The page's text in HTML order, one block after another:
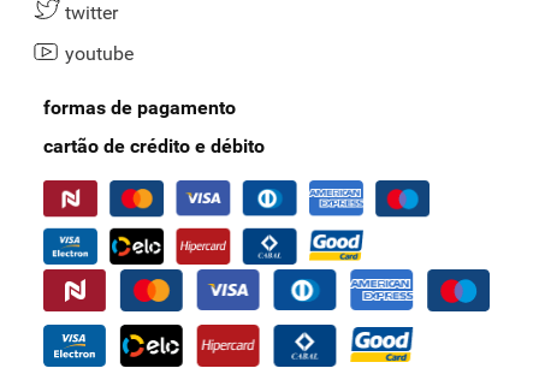
twitter
youtube
formas de pagamento
cartão de crédito e débito